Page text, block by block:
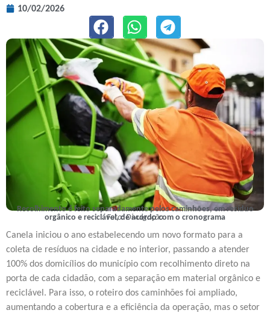
10/02/2026
Recolhimento é feito separadamente pelos caminhões, em resíduo
orgânico e reciclável, de acordo com o cronograma
Foto: Divulgação
Canela iniciou o ano estabelecendo um novo formato para a
coleta de resíduos na cidade e no interior, passando a atender
100% dos domicílios do município com recolhimento direto na
porta de cada cidadão, com a separação em material orgânico e
reciclável. Para isso, o roteiro dos caminhões foi ampliado,
aumentando a cobertura e a eficiência da operação, mas o setor